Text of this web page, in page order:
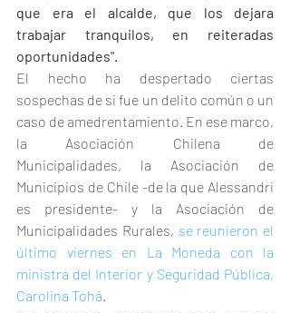
que era el alcalde, que los dejara
trabajar tranquilos, en reiteradas
oportunidades".
El hecho ha despertado ciertas
sospechas de si fue un delito común o un
caso de amedrentamiento. En ese marco,
la Asociación Chilena de
Municipalidades, la Asociación de
Municipios de Chile -de la que Alessandri
es presidente- y la Asociación de
Municipalidades Rurales, se reunieron el
último viernes en La Moneda con la
ministra del Interior y Seguridad Pública,
Carolina Tohá.